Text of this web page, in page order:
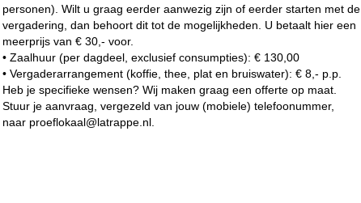
personen). Wilt u graag eerder aanwezig zijn of eerder starten met de
vergadering, dan behoort dit tot de mogelijkheden. U betaalt hier een
meerprijs van € 30,- voor.
• Zaalhuur (per dagdeel, exclusief consumpties): € 130,00
• Vergaderarrangement (koffie, thee, plat en bruiswater): € 8,- p.p.
Heb je specifieke wensen? Wij maken graag een offerte op maat.
Stuur je aanvraag, vergezeld van jouw (mobiele) telefoonummer,
naar proeflokaal@latrappe.nl.